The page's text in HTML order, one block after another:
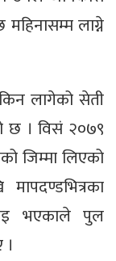
लाग्ने
लागेको सेती
छ । विसं २०७९
जिम्मा लिएको
भएकाले पुल